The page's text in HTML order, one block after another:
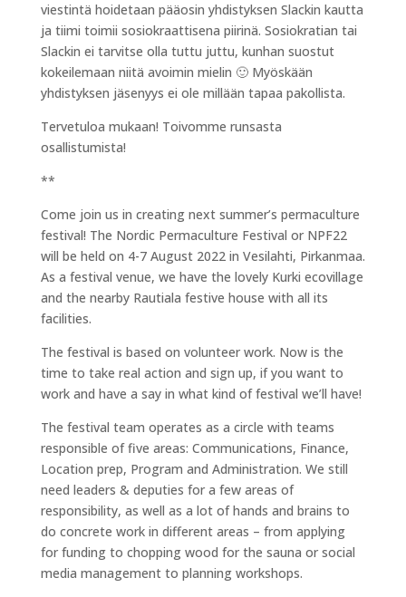
viestintä hoidetaan pääosin yhdistyksen Slackin kautta
ja tiimi toimii sosiokraattisena piirinä. Sosiokratian tai
Slackin ei tarvitse olla tuttu juttu, kunhan suostut
kokeilemaan niitä avoimin mielin 🙂 Myöskään
yhdistyksen jäsenyys ei ole millään tapaa pakollista.
Tervetuloa mukaan! Toivomme runsasta
osallistumista!
**
Come join us in creating next summer’s permaculture
festival! The Nordic Permaculture Festival or NPF22
will be held on 4-7 August 2022 in Vesilahti, Pirkanmaa.
As a festival venue, we have the lovely Kurki ecovillage
and the nearby Rautiala festive house with all its
facilities.
The festival is based on volunteer work. Now is the
time to take real action and sign up, if you want to
work and have a say in what kind of festival we’ll have!
The festival team operates as a circle with teams
responsible of five areas: Communications, Finance,
Location prep, Program and Administration. We still
need leaders & deputies for a few areas of
responsibility, as well as a lot of hands and brains to
do concrete work in different areas – from applying
for funding to chopping wood for the sauna or social
media management to planning workshops.